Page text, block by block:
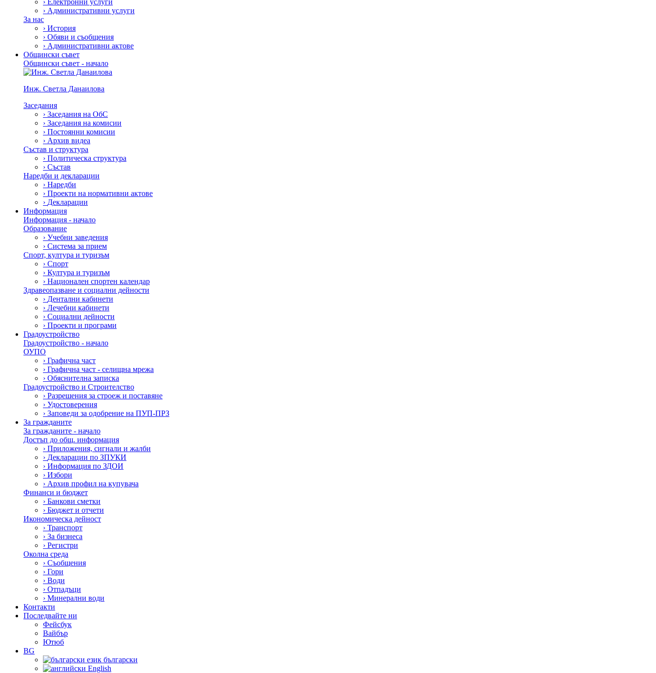
› Електронни услуги
› Административни услуги
За нас
› История
› Обяви и съобщения
› Административни актове
Общински съвет
Общински съвет - начало
Инж. Светла Данаилова
Заседания
› Заседания на ОбС
› Заседания на комисии
› Постоянни комисии
› Архив видеа
Състав и структура
› Политическа структура
› Състав
Наредби и декларации
› Наредби
› Проекти на нормативни актове
› Декларации
Информация
Информация - начало
Образование
› Учебни заведения
› Система за прием
Спорт, култура и туризъм
› Спорт
› Култура и туризъм
› Национален спортен календар
Здравеопазване и социални дейности
› Дентални кабинети
› Лечебни кабинети
› Социални дейности
› Проекти и програми
Градоустройство
Градоустройство - начало
ОУПО
› Графична част
› Графична част - селищна мрежа
› Обяснителна записка
Градоустройство и Строителство
› Разрешения за строеж и поставяне
› Удостоверения
› Заповеди за одобрение на ПУП-ПРЗ
За гражданите
За гражданите - начало
Достъп до общ. информация
› Приложения, сигнали и жалби
› Декларации по ЗПУКИ
› Информация по ЗДОИ
› Избори
› Архив профил на купувача
Финанси и бюджет
› Банкови сметки
› Бюджет и отчети
Икономическа дейност
› Транспорт
› За бизнеса
› Регистри
Околна среда
› Съобщения
› Гори
› Води
› Отпадъци
› Минерални води
Контакти
Последвайте ни
Фейсбук
Вайбър
Ютюб
BG
български
English